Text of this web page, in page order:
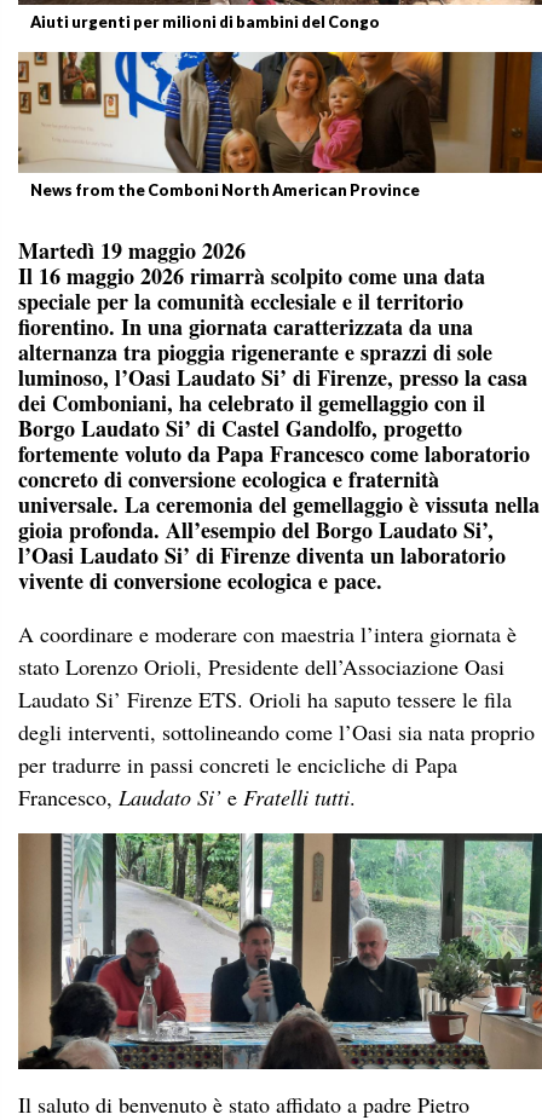
Aiuti urgenti per milioni di bambini del Congo
News from the Comboni North American Province
Martedì 19 maggio 2026
Il 16 maggio 2026 rimarrà scolpito come una data
speciale per la comunità ecclesiale e il territorio
fiorentino. In una giornata caratterizzata da una
alternanza tra pioggia rigenerante e sprazzi di sole
luminoso, l’Oasi Laudato Si’ di Firenze, presso la casa
dei Comboniani, ha celebrato il gemellaggio con il
Borgo Laudato Si’ di Castel Gandolfo, progetto
fortemente voluto da Papa Francesco come laboratorio
concreto di conversione ecologica e fraternità
universale. La ceremonia del gemellaggio è vissuta nella
gioia profonda. All’esempio del Borgo Laudato Si’,
l’Oasi Laudato Si’ di Firenze diventa un laboratorio
vivente di conversione ecologica e pace.
A coordinare e moderare con maestria l’intera giornata è
stato Lorenzo Orioli, Presidente dell’Associazione Oasi
Laudato Si’ Firenze ETS. Orioli ha saputo tessere le fila
degli interventi, sottolineando come l’Oasi sia nata proprio
per tradurre in passi concreti le encicliche di Papa
Francesco, Laudato Si’ e Fratelli tutti.
Il saluto di benvenuto è stato affidato a padre Pietro